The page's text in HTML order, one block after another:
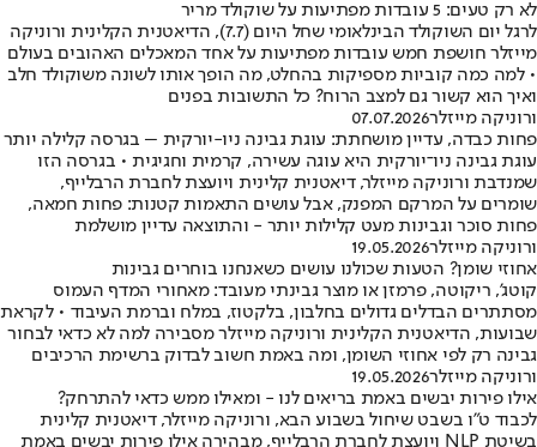
לא רק טעים: 5 עובדות מפתיעות על שוקולד מריר
לרגל יום השוקולד הבינלאומי שחל היום (7.7), הדיאטנית הקלינית ורוניקה
מייזלר חושפת חמש עובדות מפתיעות על אחד המאכלים האהובים בעולם
• למה כמה קוביות מספיקות בהחלט, מה הופך אותו לשונה משוקולד חלב
ואיך הוא קשור גם למצב הרוח? כל התשובות בפנים
ורוניקה מייזלר07.07.2026
פחות כבדה, עדיין מושחתת: עוגת גבינה ניו-יורקית – בגרסה קלילה יותר
עוגת גבינה ניו־יורקית היא עוגה עשירה, קרמית וחגיגית • בגרסה הזו
שמנדבת ורוניקה מייזלר, דיאטנית קלינית ויועצת לחברת הרבלייף,
שומרים על המרקם המפנק, אבל עושים התאמות קטנות: פחות חמאה,
פחות סוכר וגבינות מעט קלילות יותר - והתוצאה עדיין מושלמת
ורוניקה מייזלר19.05.2026
אחוזי שומן? הטעות שכולנו עושים כשאנחנו בוחרים גבינות
קוטג', ריקוטה, פרמזן או מוצר גבינתי מעובד: מאחורי המדף העמוס
מסתתרים הבדלים גדולים בחלבון, בלקטוז, במלח וברמת העיבוד • לקראת
שבועות, הדיאטנית הקלינית ורוניקה מייזלר מסבירה למה לא כדאי לבחור
גבינה רק לפי אחוזי השומן, ומה באמת חשוב לבדוק ברשימת הרכיבים
ורוניקה מייזלר19.05.2026
אילו פירות יבשים באמת בריאים לנו - ומאילו ממש כדאי להתרחק?
לכבוד ט"ו בשבט שיחול בשבוע הבא, ורוניקה מייזלר, דיאטנית קלינית
בשיטת NLP ויועצת לחברת הרבלייף, מבהירה אילו פירות יבשים באמת